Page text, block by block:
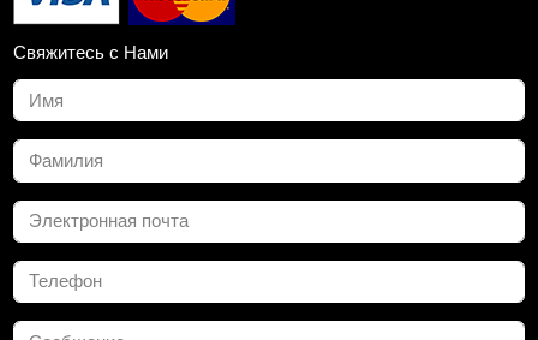
Свяжитесь с Нами